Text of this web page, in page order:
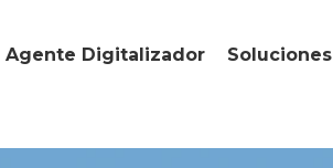
Agente Digitalizador Soluciones